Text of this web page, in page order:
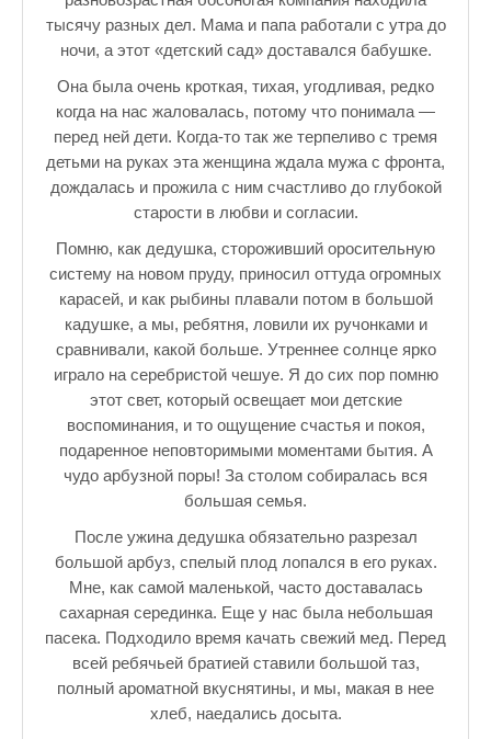
Это интересно знать
Настольный теннис в Пушкине Санкт — Петербург РПЦ
Босоногое детство мое
Отечество нам Царское Село.
Тренеры по настольному теннису в Пушкине
Звездное видео
♪♫Рассказы 4★
тысячу разных дел. Мама и папа работали с утра до
ночи, а этот «детский сад» доставался бабушке.
Она была очень кроткая, тихая, угодливая, редко
когда на нас жаловалась, потому что понимала —
перед ней дети. Когда-то так же терпеливо с тремя
детьми на руках эта женщина ждала мужа с фронта,
дождалась и прожила с ним счастливо до глубокой
старости в любви и согласии.
Помню, как дедушка, стороживший оросительную
систему на новом пруду, приносил оттуда огромных
карасей, и как рыбины плавали потом в большой
кадушке, а мы, ребятня, ловили их ручонками и
сравнивали, какой больше. Утреннее солнце ярко
играло на серебристой чешуе. Я до сих пор помню
этот свет, который освещает мои детские
воспоминания, и то ощущение счастья и покоя,
подаренное неповторимыми моментами бытия. А
чудо арбузной поры! За столом собиралась вся
большая семья.
После ужина дедушка обязательно разрезал
большой арбуз, спелый плод лопался в его руках.
Мне, как самой маленькой, часто доставалась
сахарная серединка. Еще у нас была небольшая
пасека. Подходило время качать свежий мед. Перед
всей ребячьей братией ставили большой таз,
полный ароматной вкуснятины, и мы, макая в нее
хлеб, наедались досыта.